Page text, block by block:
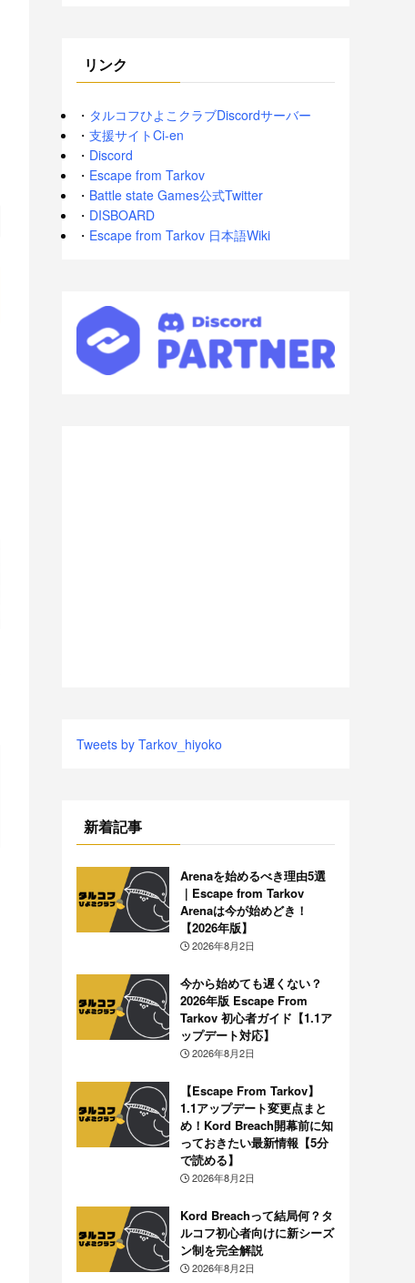
リンク
・ タルコフひよこクラブDiscordサーバー
・ 支援サイトCi-en
・ Discord
・ Escape from Tarkov
・ Battle state Games公式Twitter
・ DISBOARD
・ Escape from Tarkov 日本語Wiki
Tweets by Tarkov_hiyoko
新着記事
Arenaを始めるべき理由5選
｜Escape from Tarkov
Arenaは今が始めどき！
【2026年版】
2026年8月2日
今から始めても遅くない？
2026年版 Escape From
Tarkov 初心者ガイド【1.1ア
ップデート対応】
2026年8月2日
【Escape From Tarkov】
1.1アップデート変更点まと
め！Kord Breach開幕前に知
っておきたい最新情報【5分
で読める】
2026年8月2日
Kord Breachって結局何？タ
ルコフ初心者向けに新シーズ
ン制を完全解説
2026年8月2日